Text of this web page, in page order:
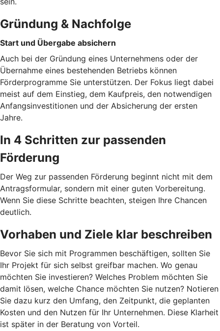
Gründung & Nachfolge
Start und Übergabe absichern
Auch bei der Gründung eines Unternehmens oder der
Übernahme eines bestehenden Betriebs können
Förderprogramme Sie unterstützen. Der Fokus liegt dabei
meist auf dem Einstieg, dem Kaufpreis, den notwendigen
Anfangsinvestitionen und der Absicherung der ersten
Jahre.
In 4 Schritten zur passenden
Förderung
Der Weg zur passenden Förderung beginnt nicht mit dem
Antragsformular, sondern mit einer guten Vorbereitung.
Wenn Sie diese Schritte beachten, steigen Ihre Chancen
deutlich.
Vorhaben und Ziele klar beschreiben
Bevor Sie sich mit Programmen beschäftigen, sollten Sie
Ihr Projekt für sich selbst greifbar machen. Wo genau
möchten Sie investieren? Welches Problem möchten Sie
damit lösen, welche Chance möchten Sie nutzen? Notieren
Sie dazu kurz den Umfang, den Zeitpunkt, die geplanten
Kosten und den Nutzen für Ihr Unternehmen. Diese Klarheit
ist später in der Beratung von Vorteil.